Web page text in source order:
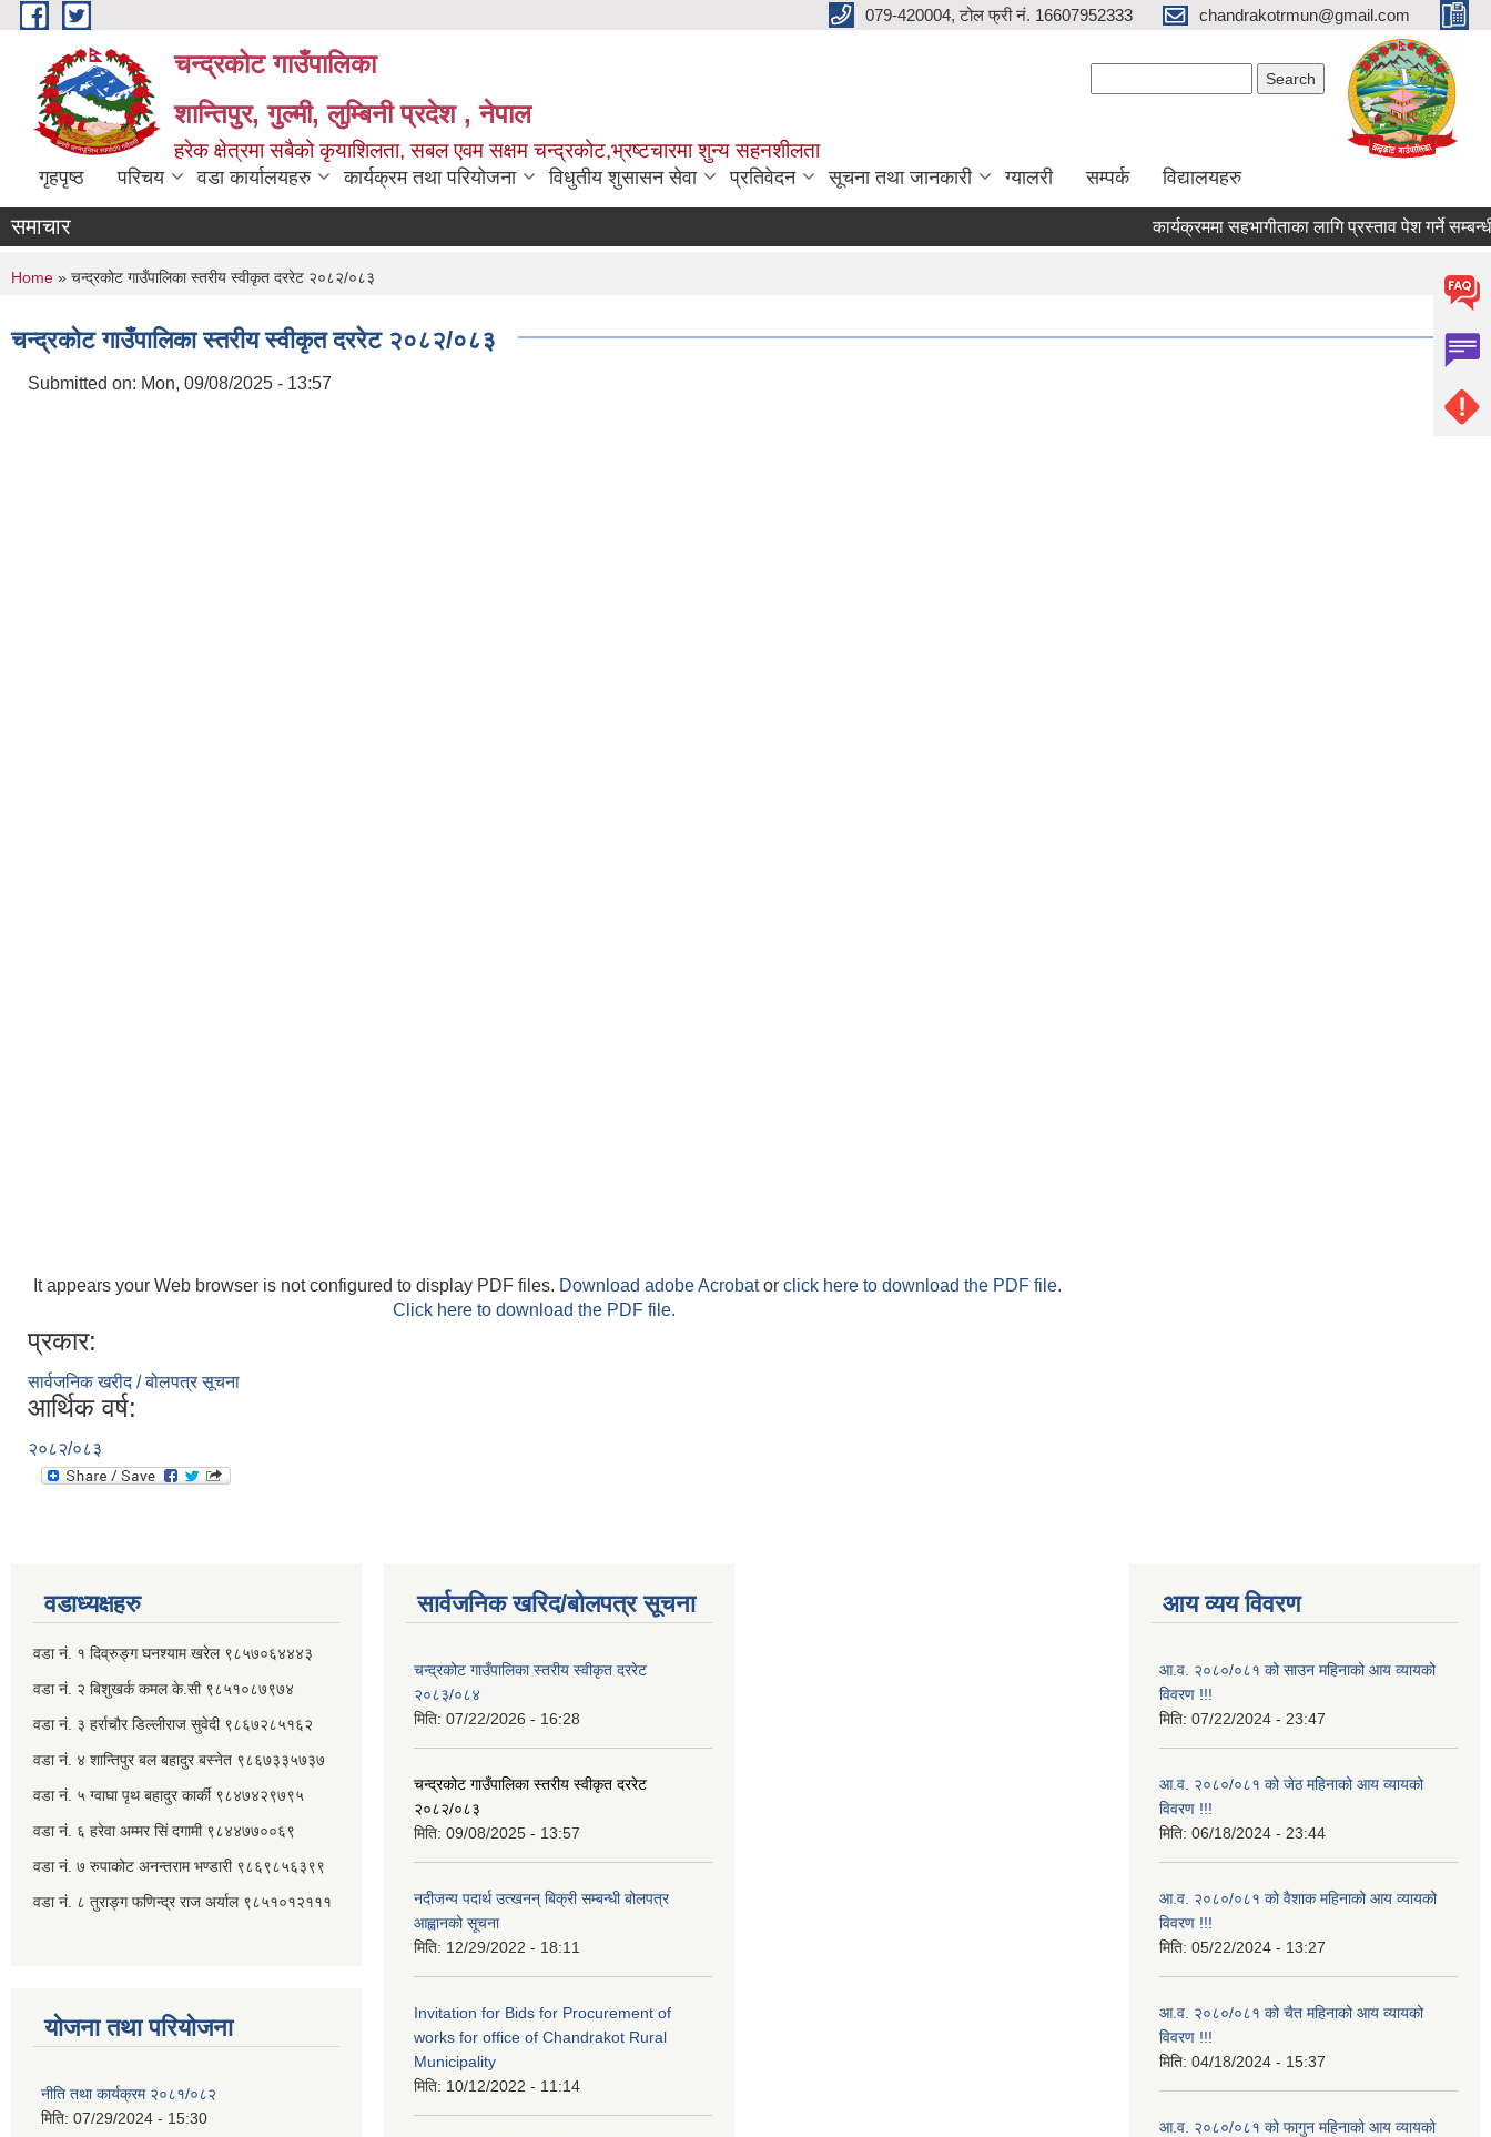
Skip to main content 079-420004, टोल फ्री नं. 16607952333 chandrakotrmun@gmail.com
चन्द्रकोट गाउँपालिका
शान्तिपुर, गुल्मी, लुम्बिनी प्रदेश , नेपाल
हरेक क्षेत्रमा सबैको कृयाशिलता, सबल एवम सक्षम चन्द्रकोट,भ्रष्टचारमा शुन्य सहनशीलता
गृहपृष्ठ परिचय वडा कार्यालयहरु कार्यक्रम तथा परियोजना विधुतीय शुसासन सेवा प्रतिवेदन सूचना तथा जानकारी ग्यालरी सम्पर्क विद्यालयहरु
समाचार कार्यक्रममा सहभागीताका लागि प्रस्ताव पेश गर्ने सम्बन्धी
You are here
Home » चन्द्रकोट गाउँपालिका स्तरीय स्वीकृत दररेट २०८२/०८३
चन्द्रकोट गाउँपालिका स्तरीय स्वीकृत दररेट २०८२/०८३
Submitted on: Mon, 09/08/2025 - 13:57
It appears your Web browser is not configured to display PDF files. Download adobe Acrobator click here to download the PDF file.
Click here to download the PDF file.
प्रकार:
सार्वजनिक खरीद / बोलपत्र सूचना
आर्थिक वर्ष:
२०८२/०८३
वडाध्यक्षहरु
वडा नं. १ दिव्रुङ्ग घनश्याम खरेल ९८५७०६४४४३
वडा नं. २ ‌‍बिशुखर्क कमल के.सी ९८५१०८७९७४
वडा नं. ३ हर्राचौर डिल्लीराज सुवेदी ९८६७२८५१६२
वडा नं. ४ शान्तिपुर बल बहादुर बस्नेत​ ९८६७३३५७३७
वडा नं. ५ ग्वाघा पृथ बहादुर कार्की ९८४७४२९७९५
वडा नं. ६ हरेवा अम्मर सिं दगामी​ ९८४४७७००६९
वडा नं. ७ ‌‍रुपाकोट अनन्तराम भण्डारी ९८६९८५६३९९
वडा नं. ८ तुराङ्ग फणिन्द्र राज अर्याल ९८५१०१२१११
योजना तथा परियोजना
नीति तथा कार्यक्रम २०८१/०८२
मिति: 07/29/2024 - 15:30
सार्वजनिक खरिद/बोलपत्र सूचना
चन्द्रकोट गाउँपालिका स्तरीय स्वीकृत दररेट
२०८३/०८४
मिति: 07/22/2026 - 16:28
चन्द्रकोट गाउँपालिका स्तरीय स्वीकृत दररेट
२०८२/०८३
मिति: 09/08/2025 - 13:57
नदीजन्य पदार्थ उत्खनन् बिक्री सम्बन्धी बोलपत्र
आह्वानको सूचना
मिति: 12/29/2022 - 18:11
Invitation for Bids for Procurement of
works for office of Chandrakot Rural
Municipality
मिति: 10/12/2022 - 11:14
आय व्यय विवरण
आ.व. २०८०/०८१ को साउन महिनाको आय व्यायको
विवरण !!!
मिति: 07/22/2024 - 23:47
आ.व. २०८०/०८१ को जेठ महिनाको आय व्यायको
विवरण !!!
मिति: 06/18/2024 - 23:44
आ.व. २०८०/०८१ को वैशाक महिनाको आय व्यायको
विवरण !!!
मिति: 05/22/2024 - 13:27
आ.व. २०८०/०८१ को चैत महिनाको आय व्यायको
विवरण !!!
मिति: 04/18/2024 - 15:37
आ.व. २०८०/०८१ को फागुन महिनाको आय व्यायको